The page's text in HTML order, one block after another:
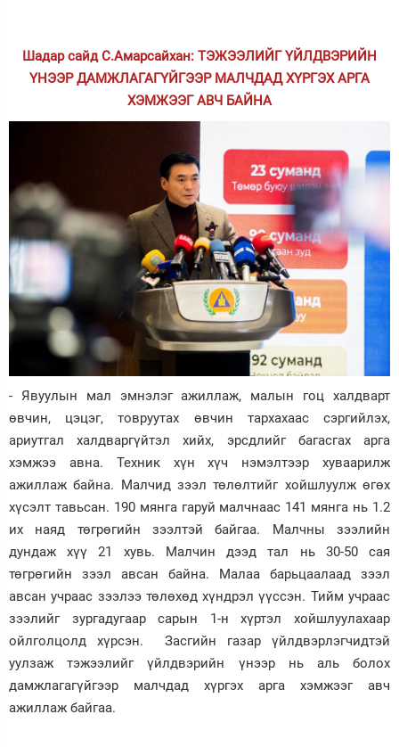
Шадар сайд С.Амарсайхан: ТЭЖЭЭЛИЙГ ҮЙЛДВЭРИЙН
ҮНЭЭР ДАМЖЛАГАГҮЙГЭЭР МАЛЧДАД ХҮРГЭХ АРГА
ХЭМЖЭЭГ АВЧ БАЙНА
- Явуулын мал эмнэлэг ажиллаж, малын гоц халдварт
өвчин, цэцэг, товруутах өвчин тархахаас сэргийлэх,
ариутгал халдваргүйтэл хийх, эрсдлийг багасгах арга
хэмжээ авна. Техник хүн хүч нэмэлтээр хуваарилж
ажиллаж байна. Малчид зээл төлөлтийг хойшлуулж өгөх
хүсэлт тавьсан. 190 мянга гаруй малчнаас 141 мянга нь 1.2
их наяд төгрөгийн зээлтэй байгаа. Малчны зээлийн
дундаж хүү 21 хувь. Малчин дээд тал нь 30-50 сая
төгрөгийн зээл авсан байна. Малаа барьцаалаад зээл
авсан учраас зээлээ төлөхөд хүндрэл үүссэн. Тийм учраас
зээлийг зургадугаар сарын 1-н хүртэл хойшлуулахаар
ойлголцолд хүрсэн. Засгийн газар үйлдвэрлэгчидтэй
уулзаж тэжээлийг үйлдвэрийн үнээр нь аль болох
дамжлагагүйгээр малчдад хүргэх арга хэмжээг авч
ажиллаж байгаа.